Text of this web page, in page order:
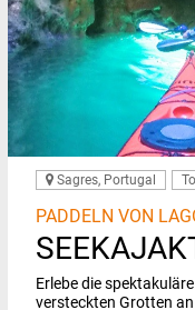
Sagres, Portugal
PADDELN VON
Erlebe die
versteckten Grotten